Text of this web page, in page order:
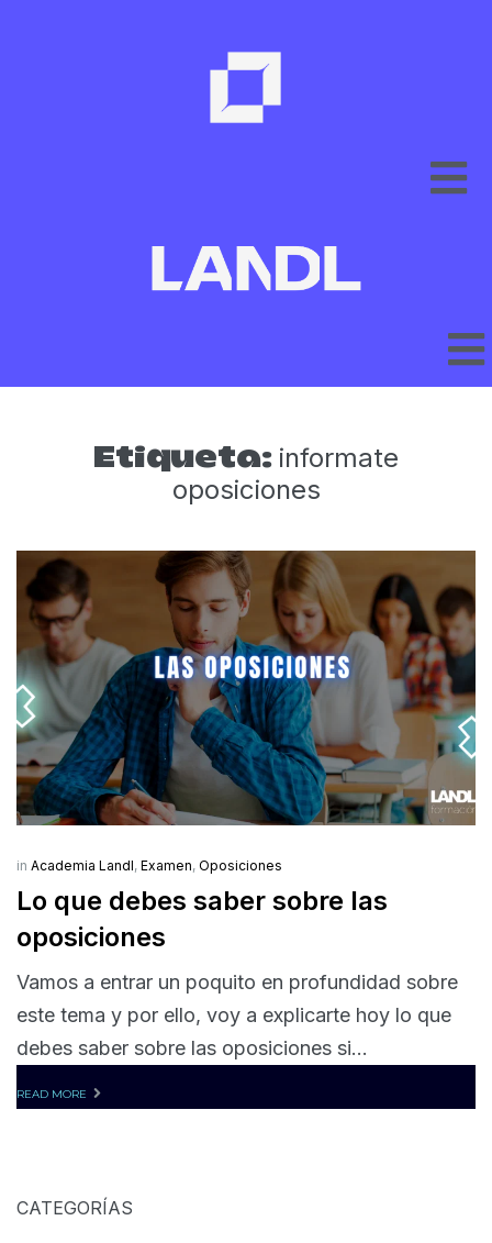
Etiqueta: informate
oposiciones
in Academia Landl, Examen, Oposiciones
Lo que debes saber sobre las
oposiciones
Vamos a entrar un poquito en profundidad sobre
este tema y por ello, voy a explicarte hoy lo que
debes saber sobre las oposiciones si...
READ MORE
CATEGORÍAS